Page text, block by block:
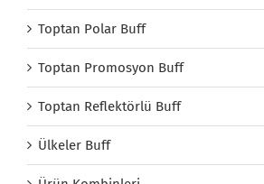
Toptan Polar Buff
Toptan Promosyon Buff
Toptan Reflektörlü Buff
Ülkeler Buff